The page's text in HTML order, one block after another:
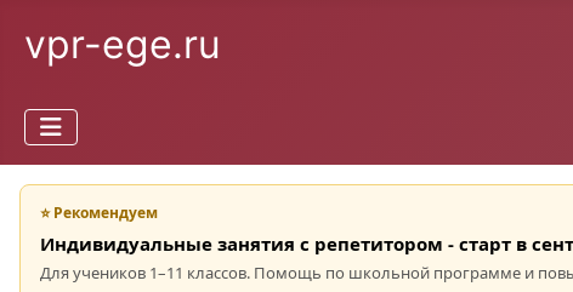
vpr-ege.ru
⭐ Рекомендуем
Индивидуальные занятия с репетитором - старт в
Для учеников 1–11 классов. Помощь по школьной программе и